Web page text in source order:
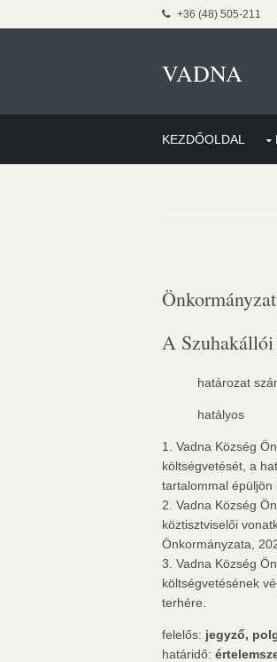
+36 (48) 505-211
VADNA
KEZDŐOLDAL
A
határozat
hatályos
1. Vadna Község
költségvetését, a
tartalommal épüljön
2. Vadna Község
köztisztviselői
Önkormányzata,
3. Vadna Község
költségvetésének
terhére.
felelős: jegyző,
határidő: